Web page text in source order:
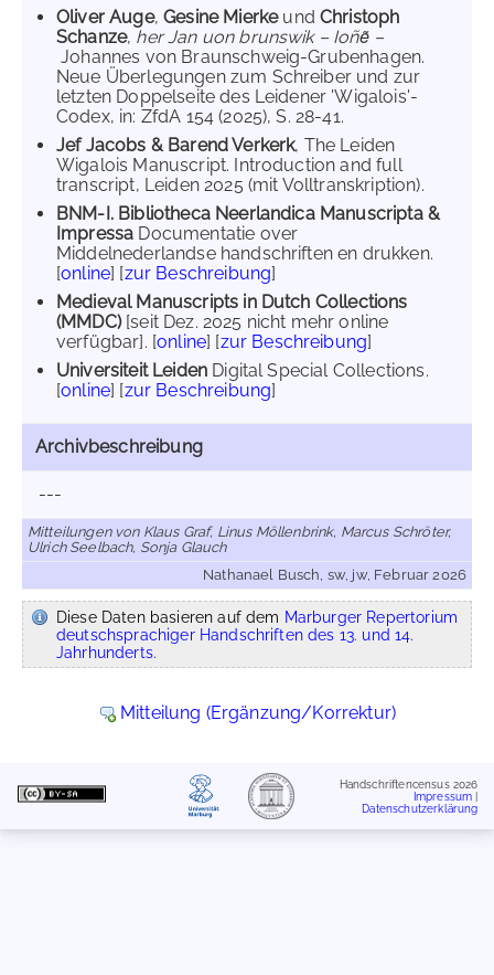
Oliver Auge,Gesine Mierkeund Christoph
Schanze, her Jan uon brunswik – Ioñẽ –
Johannes von Braunschweig-Grubenhagen.
Neue Überlegungen zum Schreiber und zur
letzten Doppelseite des Leidener 'Wigalois'-
Codex, in: ZfdA 154 (2025), S. 28-41.
Jef Jacobs & Barend Verkerk, The Leiden
Wigalois Manuscript. Introduction and full
transcript, Leiden 2025 (mit Volltranskription).
BNM-I. Bibliotheca Neerlandica Manuscripta &
Impressa Documentatie over
Middelnederlandse handschriften en drukken.
[online] [zur Beschreibung]
Medieval Manuscripts in Dutch Collections
(MMDC)[seit Dez. 2025 nicht mehr online
verfügbar]. [online] [zur Beschreibung]
Universiteit Leiden Digital Special Collections.
[online] [zur Beschreibung]
Archivbeschreibung
---
Mitteilungen von Klaus Graf, Linus Möllenbrink, Marcus Schröter,
Ulrich Seelbach, Sonja Glauch
Nathanael Busch, sw, jw, Februar 2026
Diese Daten basieren auf dem Marburger Repertorium
deutschsprachiger Handschriften des 13. und 14.
Jahrhunderts.
Mitteilung (Ergänzung/Korrektur)
Handschriftencensus 2026
Impressum
Datenschutzerklärung